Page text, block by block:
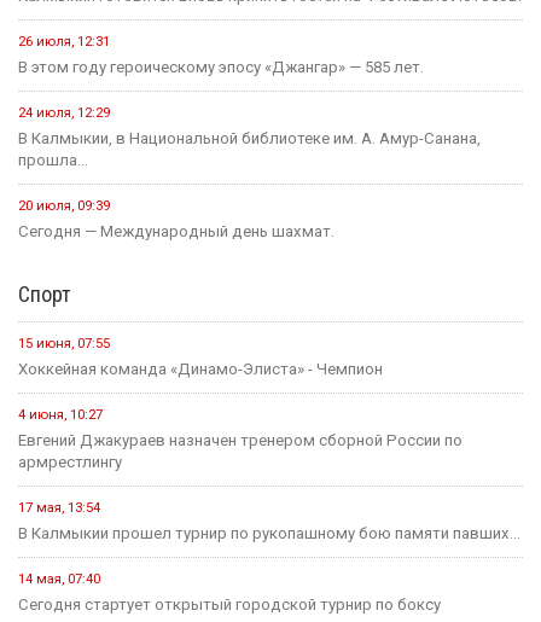
26 июля, 12:31
В этом году героическому эпосу «Джангар» — 585 лет.
24 июля, 12:29
В Калмыкии, в Национальной библиотеке им. А. Амур-Санана,
прошла...
20 июля, 09:39
Сегодня — Международный день шахмат.
Спорт
15 июня, 07:55
Хоккейная команда «Динамо-Элиста» - Чемпион
4 июня, 10:27
Евгений Джакураев назначен тренером сборной России по
армрестлингу
17 мая, 13:54
В Калмыкии прошел турнир по рукопашному бою памяти павших...
14 мая, 07:40
Сегодня стартует открытый городской турнир по боксу